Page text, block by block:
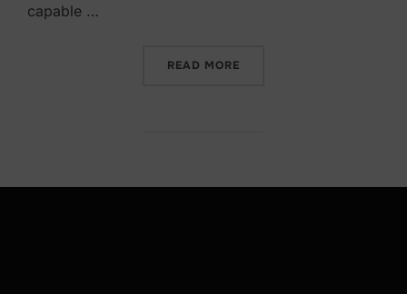
capable …
READ MORE